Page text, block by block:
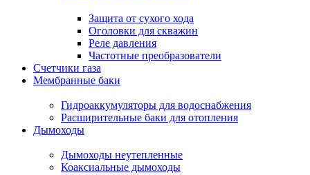
Защита от сухого хода
Оголовки для скважин
Реле давления
Частотные преобразователи
Счетчики газа
Мембранные баки
Гидроаккумуляторы для водоснабжения
Расширительные баки для отопления
Дымоходы
Дымоходы неутепленные
Коаксиальные дымоходы